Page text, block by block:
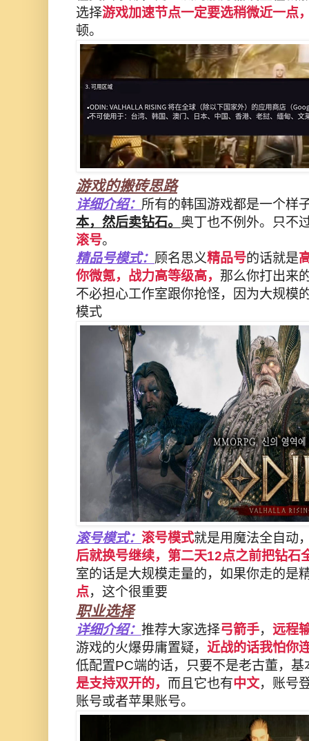
选择游戏加速节点一定要选稍微近一点
顿。
游戏的搬砖思路
详细介绍： 所有的韩国游戏都是一个样
本，然后卖钻石。 奥丁也不例外。只不
滚号。
精品号模式： 顾名思义精品号的话就是
你微氪，战力高等级高， 那么你打出来
不必担心工作室跟你抢怪，
因为大规模
模式
滚号模式： 滚号模式就是用魔法全自动
后就换号继续，第二天12点之前把钻石
室的话是大规模走量的，如果你走的是
点，这个很重要
职业选择
详细介绍： 推荐大家选择弓箭手， 远程
游戏的火爆毋庸置疑， 近战的话我怕你
低配置PC端的话，只要不是老古董，基
是支持双开的， 而且它也有中文，账号
账号或者苹果账号。